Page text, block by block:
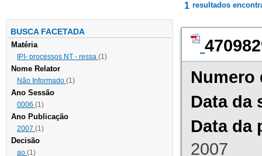
BUSCA FACETADA
Matéria
IPI- processos NT - ressa (1)
Nome Relator
Não Informado (1)
Ano Sessão
0006 (1)
Ano Publicação
2007 (1)
Decisão
ao (1)
1 resultados
Numero
Data da
Data da
2007